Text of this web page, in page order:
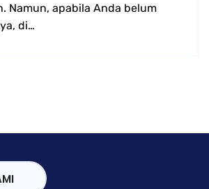
Namun, apabila Anda belum
di…